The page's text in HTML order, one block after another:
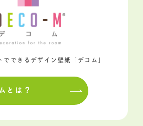
でできるデザイン壁紙「デコム」
とは？